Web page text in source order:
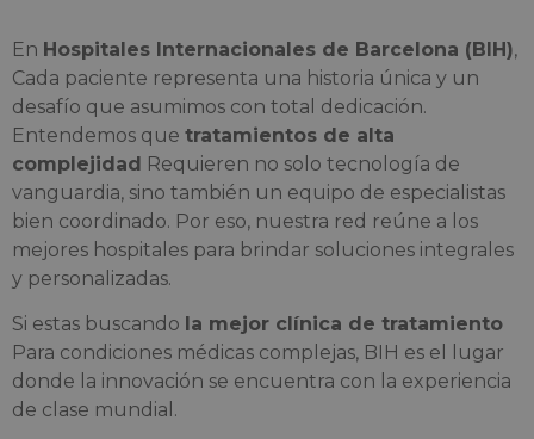
En Hospitales Internacionales de Barcelona (BIH),
Cada paciente representa una historia única y un
desafío que asumimos con total dedicación.
Entendemos que tratamientos de alta
complejidad Requieren no solo tecnología de
vanguardia, sino también un equipo de especialistas
bien coordinado. Por eso, nuestra red reúne a los
mejores hospitales para brindar soluciones integrales
y personalizadas.
Si estas buscando la mejor clínica de tratamiento
Para condiciones médicas complejas, BIH es el lugar
donde la innovación se encuentra con la experiencia
de clase mundial.